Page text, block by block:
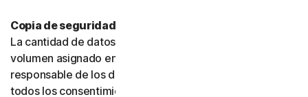
Copia de seguridad en la nube o en línea
La cantidad de datos que puede almacenar se limita al
volumen asignado en su plan. Usted es el único
responsable de los datos que almacene y debe obtener
todos los consentimientos necesarios antes de